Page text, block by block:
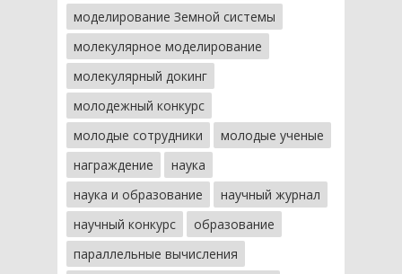
моделирование Земной системы
молекулярное моделирование
молекулярный докинг
молодежный конкурс
молодые сотрудники
молодые ученые
награждение
наука
наука и образование
научный журнал
научный конкурс
образование
параллельные вычисления